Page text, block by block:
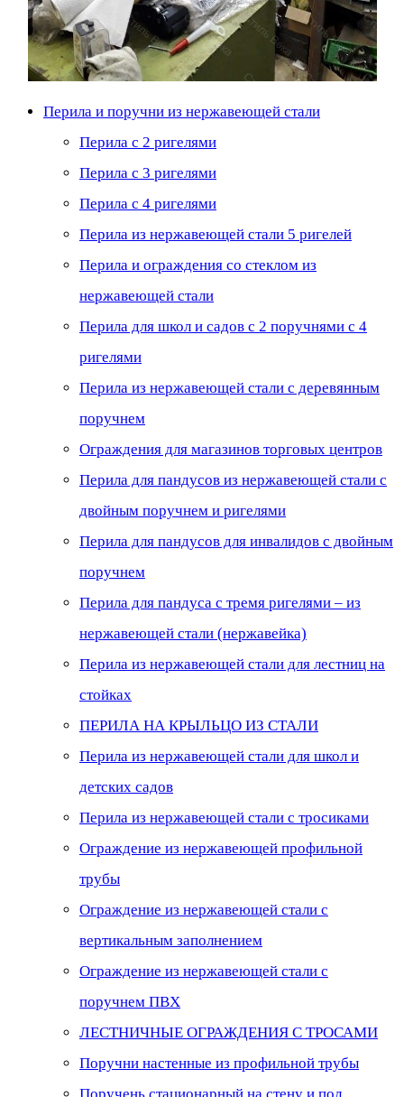
Перила и поручни из нержавеющей стали
Перила с 2 ригелями
Перила с 3 ригелями
Перила с 4 ригелями
Перила из нержавеющей стали 5 ригелей
Перила и ограждения со стеклом из
нержавеющей стали
Перила для школ и садов с 2 поручнями с 4
ригелями
Перила из нержавеющей стали с деревянным
поручнем
Ограждения для магазинов торговых центров
Перила для пандусов из нержавеющей стали с
двойным поручнем и ригелями
Перила для пандусов для инвалидов с двойным
поручнем
Перила для пандуса с тремя ригелями – из
нержавеющей стали (нержавейка)
Перила из нержавеющей стали для лестниц на
стойках
ПЕРИЛА НА КРЫЛЬЦО ИЗ СТАЛИ
Перила из нержавеющей стали для школ и
детских садов
Перила из нержавеющей стали с тросиками
Ограждение из нержавеющей профильной
трубы
Ограждение из нержавеющей стали с
вертикальным заполнением
Ограждение из нержавеющей стали с
поручнем ПВХ
ЛЕСТНИЧНЫЕ ОГРАЖДЕНИЯ С ТРОСАМИ
Поручни настенные из профильной трубы